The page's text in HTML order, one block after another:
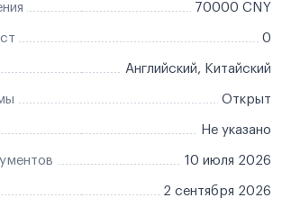
70000 CNY
0
Английский, Китайский
Открыт
Не указано
10 июля 2026
2 сентября 2026